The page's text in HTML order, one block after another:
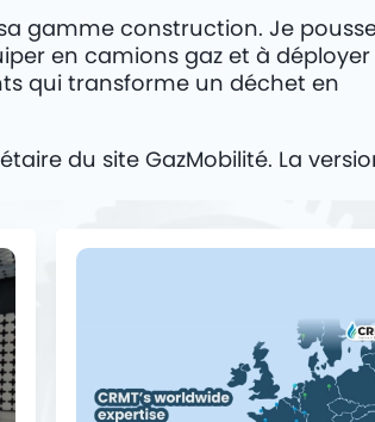
gamme construction. Je
en camions gaz et à
qui transforme un déchet en
du site GazMobilité. La